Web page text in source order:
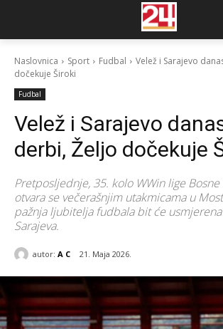
Naslovnica Sport Fudbal
Velež i Sarajevo
dočekuje Široki
Fudbal
Velež i Sarajevo
derbi, Željo dočekuje
Pretposljednje, 35. kolo WWin lige
otvara se večerašnjim utakmicama u
pažnja ljubitelja fudbala bit će
Sarajeva.
autor: A C 21. Maja 2026.